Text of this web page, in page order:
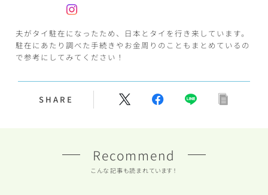
夫がタイ駐在になったため、日本とタイを行き来しています。
駐在にあたり調べた手続きやお金周りのこともまとめているの
で参考にしてみてください！
SHARE
Recommend
こんな記事も読まれています！